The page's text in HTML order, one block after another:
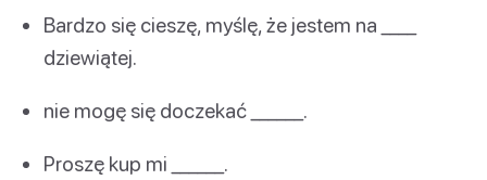
Bardzo się cieszę, myślę, że jestem na ____
dziewiątej.
nie mogę się doczekać ______.
Proszę kup mi ______.